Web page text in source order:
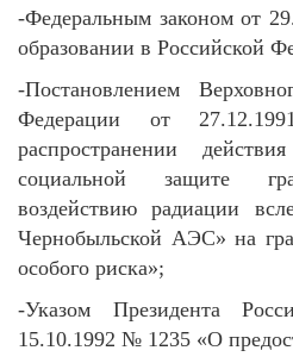
-Федеральным законом от
образовании в Российской
-Постановлением
Федерации от
распространении
социальной защите
воздействию радиации
Чернобыльской АЭС» на
особого риска»;
-Указом Президента
15.10.1992 № 1235 «О